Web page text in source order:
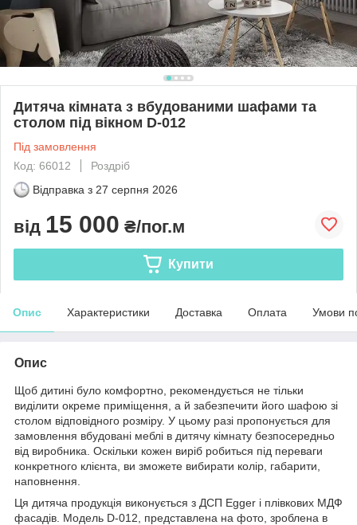
Дитяча кімната з вбудованими шафами та
столом під вікном D-012
Під замовлення
Код: 66012
Роздріб
Відправка з 27 серпня 2026
від 15 000 ₴/пог.м
Купити
Опис Характеристики Доставка Оплата Умови
Опис
Щоб дитині було комфортно, рекомендується не тільки
виділити окреме приміщення, а й забезпечити його шафою зі
столом відповідного розміру. У цьому разі пропонується для
замовлення вбудовані меблі в дитячу кімнату безпосередньо
від виробника. Оскільки кожен виріб робиться під переваги
конкретного клієнта, ви зможете вибирати колір, габарити,
наповнення.
Ця дитяча продукція виконується з ДСП Egger і плівкових МДФ
фасадів. Модель D-012, представлена на фото, зроблена в